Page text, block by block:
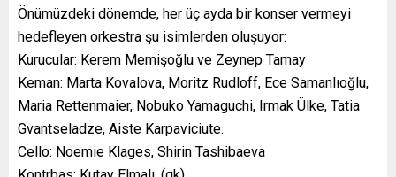
Önümüzdeki dönemde, her üç ayda bir konser vermeyi
hedefleyen orkestra şu isimlerden oluşuyor:
Kurucular: Kerem Memişoğlu ve Zeynep Tamay
Keman: Marta Kovalova, Moritz Rudloff, Ece Samanlıoğlu,
Maria Rettenmaier, Nobuko Yamaguchi, Irmak Ülke, Tatia
Gvantseladze, Aiste Karpaviciute.
Cello: Noemie Klages, Shirin Tashibaeva